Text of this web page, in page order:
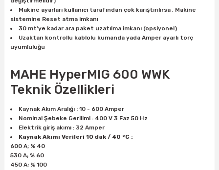
Makine ayarları kullanıcı tarafından çok karıştırılırsa , Makine
sistemine Reset atma imkanı
30 mt'ye kadar ara paket uzatılma imkanı (opsiyonel)
Uzaktan kontrollu kablolu kumanda yada Amper ayarlı torç
uyumluluğu
MAHE HyperMIG 600 WWK
Teknik Özellikleri
Kaynak Akım Aralığı : 10 - 600 Amper
Nominal Şebeke Gerilimi : 400 V 3 Faz 50 Hz
Elektrik giriş akımı : 32 Amper
Kaynak Akımı Verileri 10 dak / 40 °C :
600 A; % 40
530 A; % 60
450 A; % 100